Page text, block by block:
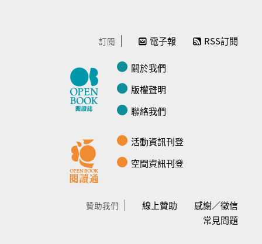
訂閱 電子報 RSS訂閱
關於我們
版權聲明
聯絡我們
活動資訊刊登
空間資訊刊登
贊助我們 線上贊助
感謝／徵信
常見問題